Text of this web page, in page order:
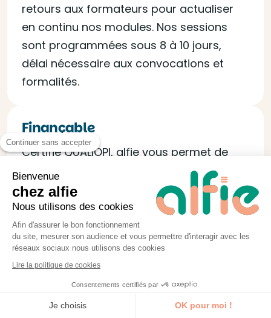
retours aux formateurs pour actualiser
en continu nos modules. Nos sessions
sont programmées sous 8 à 10 jours,
délai nécessaire aux convocations et
formalités.
Finançable
Certifié QUALIOPI, alfie vous permet de
faire financer votre formation jusqu’à
100% via les OPCO et vous fournit tous les
documents nécessaires à la demande.
Continuer sans accepter
Bienvenue
chez alfie
Nous utilisons des cookies
Afin d'assurer le bon fonctionnement
du site, mesurer son audience et vous permettre d'interagir avec les
réseaux sociaux nous utilisons des cookies
Lire la politique de cookies
Consentements certifiés par
Je choisis OK pour moi !